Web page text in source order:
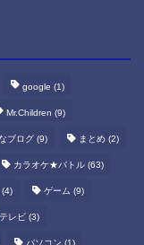
google (1)
Mr.Children (9)
ブログ (9) まとめ (2)
カラオケ★バトル (63)
(4) ゲーム (9)
テレビ (3)
パソコン (1)